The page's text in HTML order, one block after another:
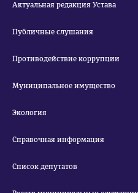
Актуальная редакция Устава
Публичные слушания
Противодействие коррупции
Муниципальное имущество
Экология
Справочная информация
Список депутатов